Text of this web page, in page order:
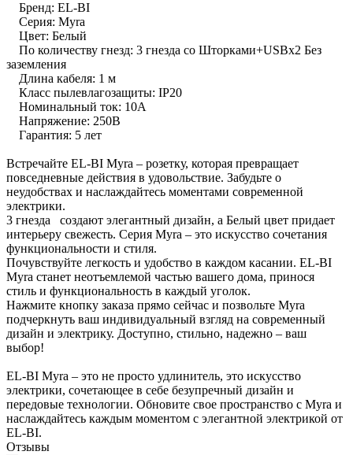
Бренд: EL-BI
Серия: Myra
Цвет: Белый
По количеству гнезд: 3 гнезда со Шторками+USBх2 Без
заземления
Длина кабеля: 1 м
Класс пылевлагозащиты: IP20
Номинальный ток: 10А
Напряжение: 250В
Гарантия: 5 лет
Встречайте EL-BI Myra – розетку, которая превращает
повседневные действия в удовольствие. Забудьте о
неудобствах и наслаждайтесь моментами современной
электрики.
3 гнезда создают элегантный дизайн, а Белый цвет придает
интерьеру свежесть. Серия Myra – это искусство сочетания
функциональности и стиля.
Почувствуйте легкость и удобство в каждом касании. EL-BI
Myra станет неотъемлемой частью вашего дома, принося
стиль и функциональность в каждый уголок.
Нажмите кнопку заказа прямо сейчас и позвольте Myra
подчеркнуть ваш индивидуальный взгляд на современный
дизайн и электрику. Доступно, стильно, надежно – ваш
выбор!
EL-BI Myra – это не просто удлинитель, это искусство
электрики, сочетающее в себе безупречный дизайн и
передовые технологии. Обновите свое пространство с Myra и
наслаждайтесь каждым моментом с элегантной электрикой от
EL-BI.
Отзывы